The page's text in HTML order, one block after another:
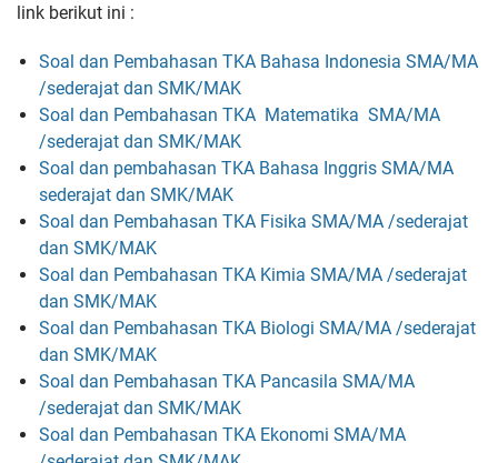
link berikut ini :
Soal dan Pembahasan TKA Bahasa Indonesia SMA/MA
/sederajat dan SMK/MAK
Soal dan Pembahasan TKA Matematika SMA/MA
/sederajat dan SMK/MAK
Soal dan pembahasan TKA Bahasa Inggris SMA/MA
sederajat dan SMK/MAK
Soal dan Pembahasan TKA Fisika SMA/MA /sederajat
dan SMK/MAK
Soal dan Pembahasan TKA Kimia SMA/MA /sederajat
dan SMK/MAK
Soal dan Pembahasan TKA Biologi SMA/MA /sederajat
dan SMK/MAK
Soal dan Pembahasan TKA Pancasila SMA/MA
/sederajat dan SMK/MAK
Soal dan Pembahasan TKA Ekonomi SMA/MA